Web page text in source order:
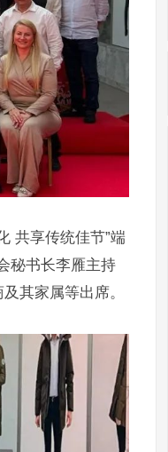
共享传统佳节”端
秘书长李雁主持
其家属等出席。